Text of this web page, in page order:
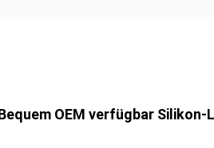
OEM verfügbar